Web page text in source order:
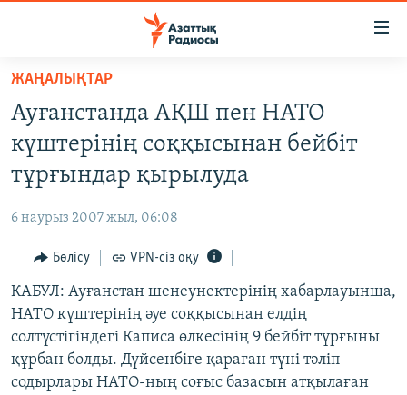
Skip
main
content
Skip
main
Navigation
Search
САЯСАТ
AZATTYQTV
АДАМ ҚҰҚЫҚТАРЫ
ӘЛЕУМЕТ
ӘЛЕМ
АРНАЙЫ ЖОБАЛАР
Русский
ЖАҢАЛЫҚТАР
Ауғанстанда АҚШ пен НАТО
күштерінің соққысынан бейбіт
тұрғындар қырылуда
6 наурыз 2007 жыл, 06:08
Бөлісу VPN-сіз оқу
КАБУЛ: Ауғанстан шенеунектерінің хабарлауынша,
НАТО күштерінің әуе соққысынан елдің
солтүстігіндегі Каписа өлкесінің 9 бейбіт тұрғыны
құрбан болды. Дүйсенбіге қараған түні тәліп
содырлары НАТО-ның соғыс базасын атқылаған